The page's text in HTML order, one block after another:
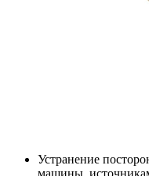
Устранение